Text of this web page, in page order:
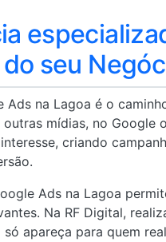
seu
Ads na Lagoa é o
mídias, no Google
criando
Ads na Lagoa
Na RF Digital,
apareça para quem